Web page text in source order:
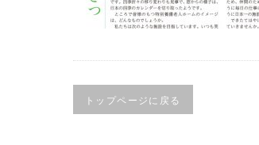
トップページに戻る